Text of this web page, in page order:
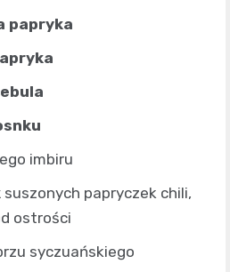
papryka
imbiru
suszonych papryczek chili,
ostrości
syczuańskiego